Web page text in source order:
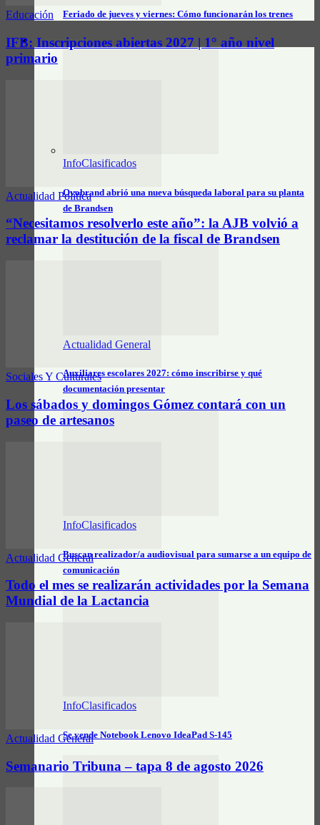
Feriado de jueves y viernes: Cómo funcionarán los trenes
CLASIFICADOS
InfoClasificados
Ovobrand abrió una nueva búsqueda laboral para su planta
de Brandsen
Actualidad General
Auxiliares escolares 2027: cómo inscribirse y qué
documentación presentar
InfoClasificados
Buscan realizador/a audiovisual para sumarse a un equipo de
comunicación
InfoClasificados
Se vende Notebook Lenovo IdeaPad S-145
Educación
IFB: Inscripciones abiertas 2027 | 1° año nivel
primario
Actualidad Política
“Necesitamos resolverlo este año”: la AJB volvió a
reclamar la destitución de la fiscal de Brandsen
Sociales Y Culturales
Los sábados y domingos Gómez contará con un
paseo de artesanos
Actualidad General
Todo el mes se realizarán actividades por la Semana
Mundial de la Lactancia
Actualidad General
Semanario Tribuna – tapa 8 de agosto 2026